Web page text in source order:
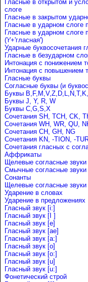
Гласные в открытом и
слоге
Гласные в закрытом
Гласные в ударном слоге
Гласные в ударном слоге
('r'+'гласная')
Ударные буквосочетания
Гласные в безударном
Интонация с понижением
Интонация с повышением
Гласные буквы
Согласные буквы (и
Буквы
Буквы J, Y, R, W
Буквы C,G,S,X
Сочетания SH, TCH, CK,
Сочетания WH, WR, QU,
Сочетания CH, GH, NG
Сочетания KN, -TION, -
Сочетания гласных с
Аффрикаты
Щелевые согласные звуки
Cмычные согласные звуки
Сонанты
Щелевые согласные
Ударение в словах
Ударениe в предложениях
Гласный звук [i:]
Гласный звук [I ]
Гласный звук [e]
Гласный звук [ae]
Гласный звук [a:]
Гласный звук [o]
Гласный звук [o:]
Гласный звук [u]
Гласный звук [u:]
Фонетический строй